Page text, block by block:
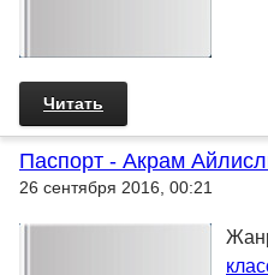
Читать
Паспорт - Акрам
26 сентября 2016, 00:21